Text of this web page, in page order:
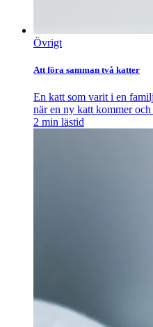
Övrigt
Att föra samman två katter
En katt som varit i en
när en ny katt kommer
2 min lästid